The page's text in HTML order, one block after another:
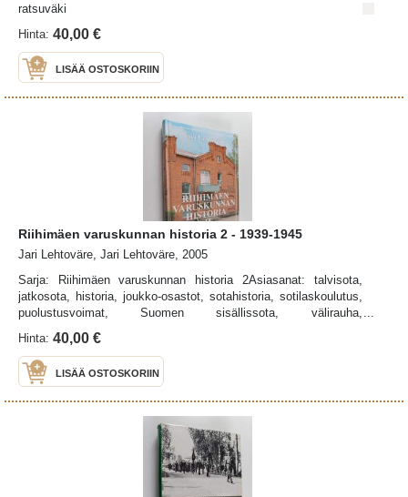
ratsuväki
Hinta: 40,00 €
LISÄÄ OSTOSKORIIN
Riihimäen varuskunnan historia 2 - 1939-1945
Jari Lehtoväre, Jari Lehtoväre, 2005
Sarja: Riihimäen varuskunnan historia 2Asiasanat: talvisota,
jatkosota, historia, joukko-osastot, sotahistoria, sotilaskoulutus,
puolustusvoimat, Suomen sisällissota, välirauha,
Hinta: 40,00 €
LISÄÄ OSTOSKORIIN